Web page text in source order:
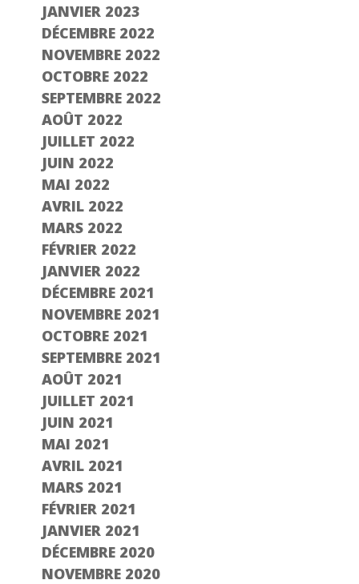
JANVIER 2023
DÉCEMBRE 2022
NOVEMBRE 2022
OCTOBRE 2022
SEPTEMBRE 2022
AOÛT 2022
JUILLET 2022
JUIN 2022
MAI 2022
AVRIL 2022
MARS 2022
FÉVRIER 2022
JANVIER 2022
DÉCEMBRE 2021
NOVEMBRE 2021
OCTOBRE 2021
SEPTEMBRE 2021
AOÛT 2021
JUILLET 2021
JUIN 2021
MAI 2021
AVRIL 2021
MARS 2021
FÉVRIER 2021
JANVIER 2021
DÉCEMBRE 2020
NOVEMBRE 2020